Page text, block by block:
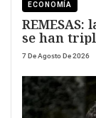
ECONOMÍA
se han
7 De Agosto De 2026